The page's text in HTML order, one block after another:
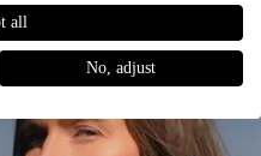
all
No, adjust